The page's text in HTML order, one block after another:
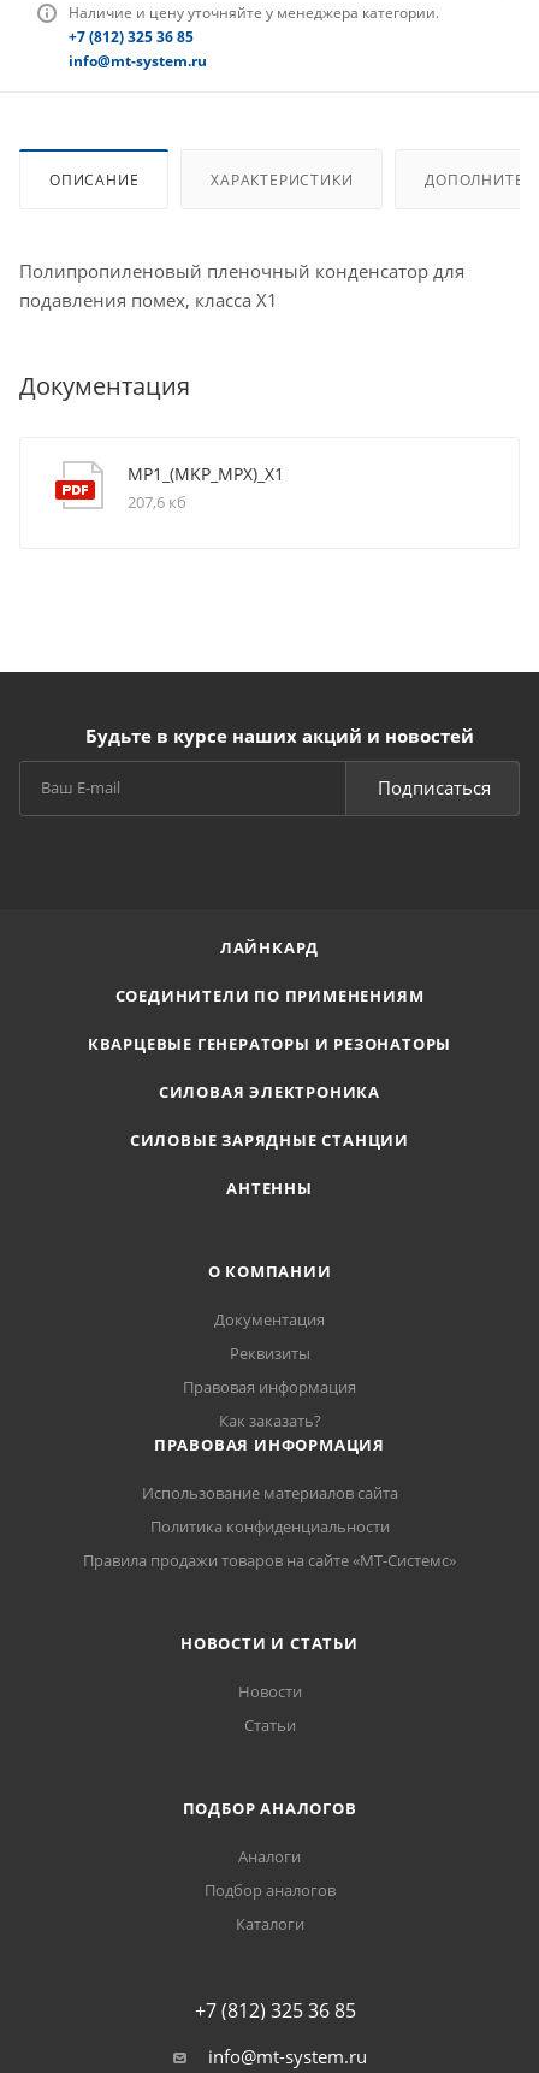
Наличие и цену уточняйте у менеджера категории.
+7 (812) 325 36 85
info@mt-system.ru
ОПИСАНИЕ ХАРАКТЕРИСТИКИ
Полипропиленовый пленочный конденсатор для
подавления помех, класса X1
Документация
MP1_(MKP_MPX)_X1
207,6 кб
Будьте в курсе наших акций и новостей
Подписаться
ЛАЙНКАРД
СОЕДИНИТЕЛИ ПО ПРИМЕНЕНИЯМ
КВАРЦЕВЫЕ ГЕНЕРАТОРЫ И РЕЗОНАТОРЫ
СИЛОВАЯ ЭЛЕКТРОНИКА
СИЛОВЫЕ ЗАРЯДНЫЕ СТАНЦИИ
АНТЕННЫ
О КОМПАНИИ
Документация
Реквизиты
Правовая информация
Как заказать?
ПРАВОВАЯ ИНФОРМАЦИЯ
Использование материалов сайта
Политика конфиденциальности
Правила продажи товаров на сайте «МТ-Системс»
НОВОСТИ И СТАТЬИ
Новости
Статьи
ПОДБОР АНАЛОГОВ
Аналоги
Подбор аналогов
Каталоги
+7 (812) 325 36 85
info@mt-system.ru